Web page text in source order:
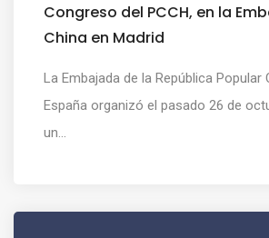
Congreso del PCCH, en la
China en Madrid
La Embajada de la República Popular
España organizó el pasado 26 de
un...